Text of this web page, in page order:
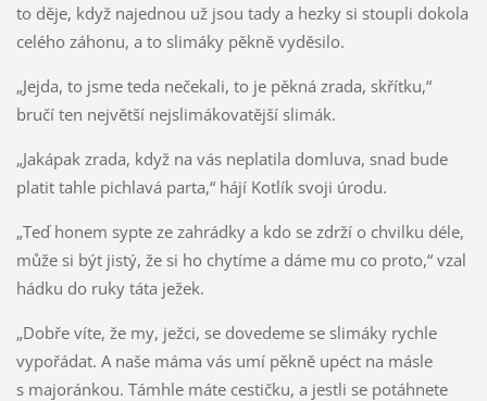
to děje, když najednou už jsou tady a hezky si stoupli dokola
celého záhonu, a to slimáky pěkně vyděsilo.
„Jejda, to jsme teda nečekali, to je pěkná zrada, skřítku,“
bručí ten největší nejslimákovatější slimák.
„Jakápak zrada, když na vás neplatila domluva, snad bude
platit tahle pichlavá parta,“ hájí Kotlík svoji úrodu.
„Teď honem sypte ze zahrádky a kdo se zdrží o chvilku déle,
může si být jistý, že si ho chytíme a dáme mu co proto,“ vzal
hádku do ruky táta ježek.
„Dobře víte, že my, ježci, se dovedeme se slimáky rychle
vypořádat. A naše máma vás umí pěkně upéct na másle
s majoránkou. Támhle máte cestičku, a jestli se potáhnete